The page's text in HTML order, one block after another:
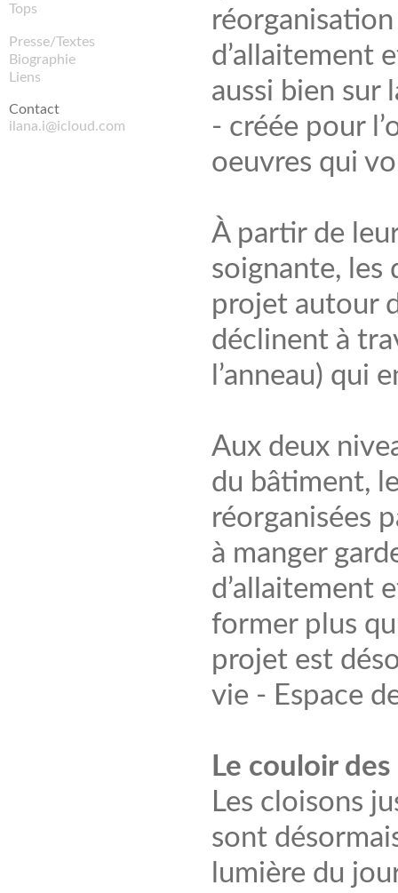
Tops
Presse/Textes
Biographie
Liens
Contact
ilana.i@icloud.com
d’allaitement
aussi bien sur
- créée pour
oeuvres qui
À partir de
soignante, les
projet autour
déclinent à
l’anneau) qui
Aux deux
du bâtiment,
réorganisées
à manger
d’allaitement
former plus
projet est
vie - Espace
Le couloir
Les cloisons
sont
lumière du